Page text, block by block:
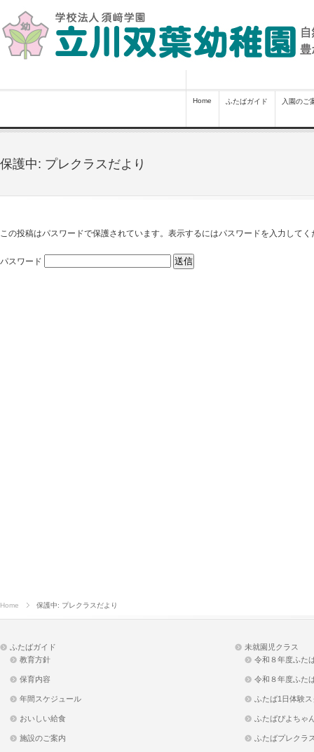
Home ふたばガイド 入園のご
保護中: プレクラスだより
この投稿はパスワードで保護されています。表示するにはパスワードを入力してく
パスワード
Home 保護中: プレクラスだより
ふたばガイド
教育方針
保育内容
年間スケジュール
おいしい給食
施設のご案内
未就園児クラス
令和８年度ふた
令和８年度ふた
ふたば1日体験
ふたばぴよちゃ
ふたばプレクラ